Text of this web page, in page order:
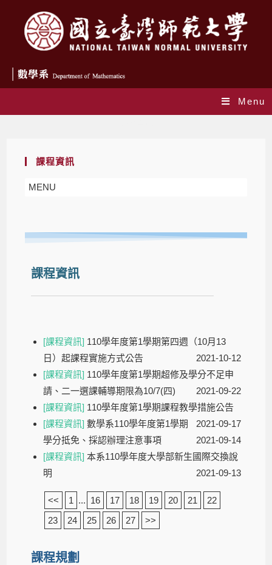
Menu
課程資訊
MENU
課程資訊
[課程資訊] 110學年度第1學期第四週（10月13
日）起課程實施方式公告
2021-10-12
[課程資訊] 110學年度第1學期超修及學分不足申
請、二一選課輔導期限為10/7(四)
2021-09-22
[課程資訊] 110學年度第1學期課程教學措施公告
2021-09-17
[課程資訊]數學系110學年度第1學期
學分抵免、採認辦理注意事項
2021-09-14
[課程資訊]本系110學年度大學部新生國際交換說
明
2021-09-13
<< 1 ... 16 17 18 19 20 21
22
23
24 25 26 27 >>
課程規劃